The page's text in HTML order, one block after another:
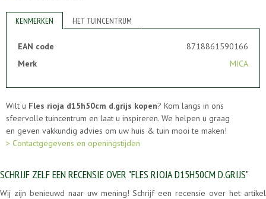
KENMERKEN HET TUINCENTRUM
EAN code
8718861590166
Merk
MICA
Wilt u Fles rioja d15h50cm d.grijs kopen? Kom langs in ons
sfeervolle tuincentrum en laat u inspireren. We helpen u graag
en geven vakkundig advies om uw huis & tuin mooi te maken!
> Contactgegevens en openingstijden
SCHRIJF ZELF EEN RECENSIE OVER "FLES RIOJA D15H50CM D.GRIJS"
Wij zijn benieuwd naar uw mening! Schrijf een recensie over het artikel